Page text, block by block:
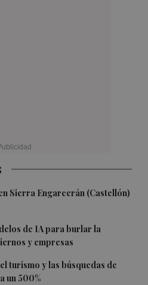
Sierra Engarcerán (Castellón)
de IA para burlar la
y empresas
turismo y las búsquedas de
un 500%